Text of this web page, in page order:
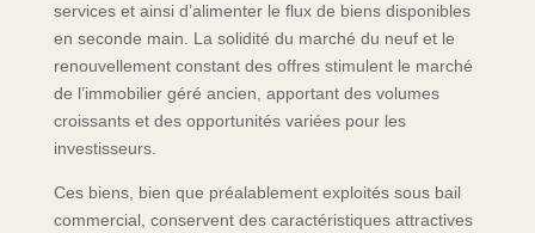
services et ainsi d’alimenter le flux de biens disponibles
en seconde main. La solidité du marché du neuf et le
renouvellement constant des offres stimulent le marché
de l’immobilier géré ancien, apportant des volumes
croissants et des opportunités variées pour les
investisseurs.
Ces biens, bien que préalablement exploités sous bail
commercial, conservent des caractéristiques attractives